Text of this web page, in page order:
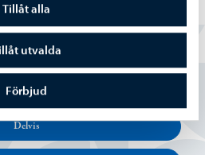
Tillåt alla
utvalda
Förbjud
Ja
Delvis